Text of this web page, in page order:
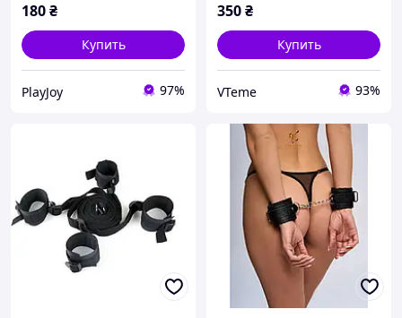
180₴
Купить
PlayJoy 97%
350₴
Купить
VTeme 93%